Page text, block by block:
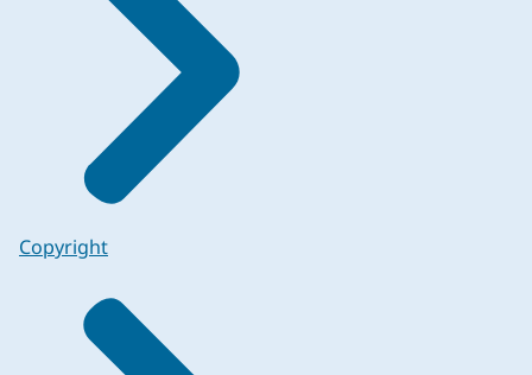
Copyright